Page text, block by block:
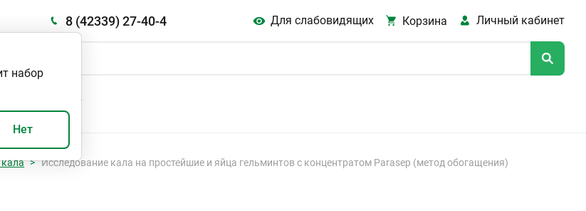
8 (42339) 27-40-4 Для слабовидящих Корзина Личный кабинет
набор
Нет
Исследование кала на простейшие и яйца гельминтов с концентратом Parasep (метод обогащения)